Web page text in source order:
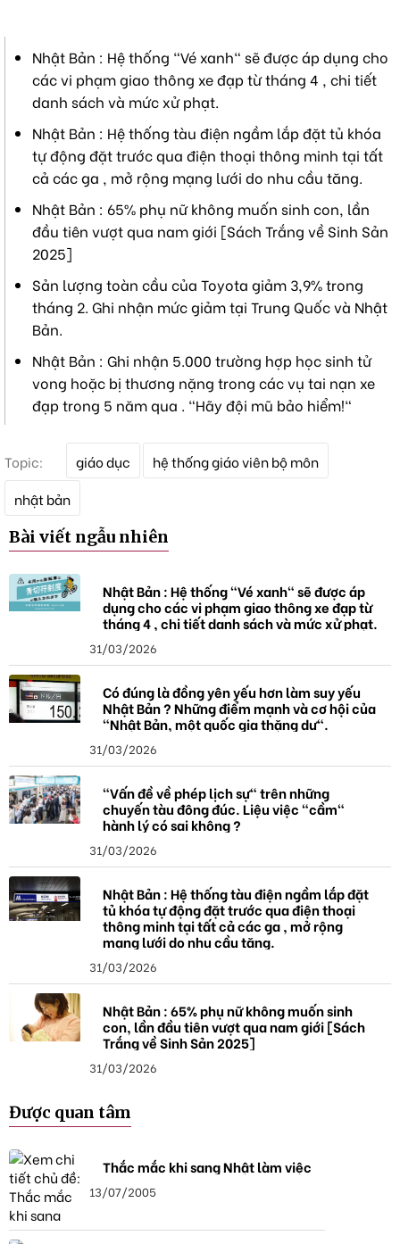
Nhật Bản : Hệ thống "Vé xanh" sẽ được áp dụng cho
các vi phạm giao thông xe đạp từ tháng 4 , chi tiết
danh sách và mức xử phạt.
Nhật Bản : Hệ thống tàu điện ngầm lắp đặt tủ khóa
tự động đặt trước qua điện thoại thông minh tại tất
cả các ga , mở rộng mạng lưới do nhu cầu tăng.
Nhật Bản : 65% phụ nữ không muốn sinh con, lần
đầu tiên vượt qua nam giới [Sách Trắng về Sinh Sản
2025]
Sản lượng toàn cầu của Toyota giảm 3,9% trong
tháng 2. Ghi nhận mức giảm tại Trung Quốc và Nhật
Bản.
Nhật Bản : Ghi nhận 5.000 trường hợp học sinh tử
vong hoặc bị thương nặng trong các vụ tai nạn xe
đạp trong 5 năm qua . "Hãy đội mũ bảo hiểm!"
Topic:
h
ó
a
giáo dục
hệ thống giáo viên bộ môn
nhật bản
Bài viết ngẫu nhiên
Nhật Bản : Hệ thống "Vé xanh" sẽ được áp
dụng cho các vi phạm giao thông xe đạp từ
tháng 4 , chi tiết danh sách và mức xử phạt.
31/03/2026
Có đúng là đồng yên yếu hơn làm suy yếu
Nhật Bản ? Những điểm mạnh và cơ hội của
"Nhật Bản, một quốc gia thặng dư".
31/03/2026
"Vấn đề về phép lịch sự" trên những
chuyến tàu đông đúc. Liệu việc "cầm"
hành lý có sai không ?
31/03/2026
Nhật Bản : Hệ thống tàu điện ngầm lắp đặt
tủ khóa tự động đặt trước qua điện thoại
thông minh tại tất cả các ga , mở rộng
mạng lưới do nhu cầu tăng.
31/03/2026
Nhật Bản : 65% phụ nữ không muốn sinh
con, lần đầu tiên vượt qua nam giới [Sách
Trắng về Sinh Sản 2025]
31/03/2026
Được quan tâm
Thắc mắc khi sang Nhật làm việc
13/07/2005